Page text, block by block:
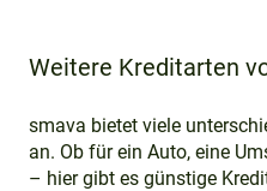
Weitere Kreditarten
smava bietet viele
an. Ob für ein Auto, eine
– hier gibt es günstige